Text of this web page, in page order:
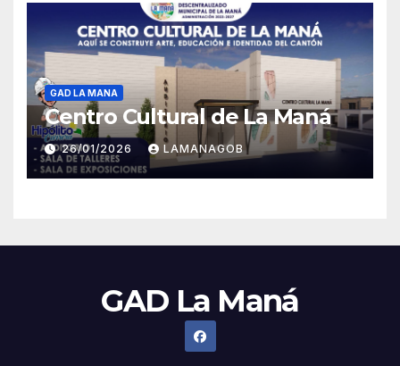
GAD LA MANA
Centro Cultural de La Maná
26/01/2026 LAMANAGOB
GAD La Maná